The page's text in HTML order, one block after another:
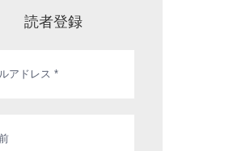
読者登録
ー